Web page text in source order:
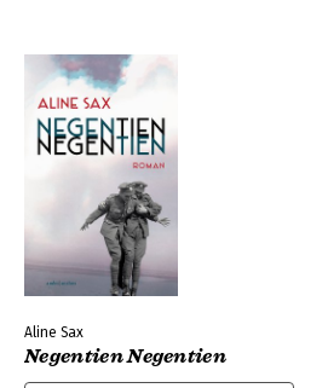
Aline Sax
Negentien Negentien